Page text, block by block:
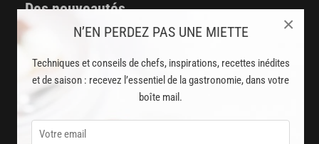
N’EN PERDEZ PAS UNE MIETTE
Techniques et conseils de chefs, inspirations, recettes inédites
et de saison : recevez l’essentiel de la gastronomie, dans votre
boîte mail.
×
Des nouveautés
disponibles chaque semaine
Stop pub
un service garanti sans publicité
JE M'ABONNE